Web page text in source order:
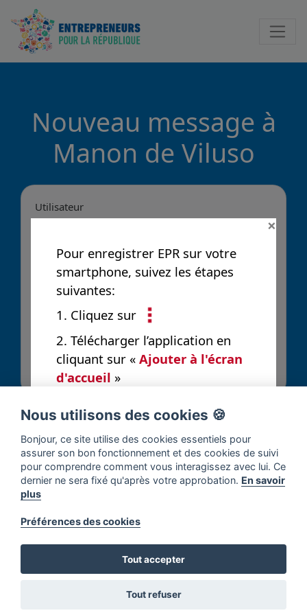
Nouveau message à
Manon de Viluso
Utilisateur
Envoyer
×
Pour enregistrer EPR sur votre
smartphone, suivez les étapes
suivantes:
1. Cliquez sur
2. Télécharger l’application en
cliquant sur « Ajouter à l'écran
d'accueil »
Nous utilisons des cookies 🍪
Bonjour, ce site utilise des cookies essentiels pour
assurer son bon fonctionnement et des cookies de suivi
pour comprendre comment vous interagissez avec lui. Ce
dernier ne sera fixé qu'après votre approbation. En savoir
plus
Préférences des cookies
Tout accepter
Tout refuser